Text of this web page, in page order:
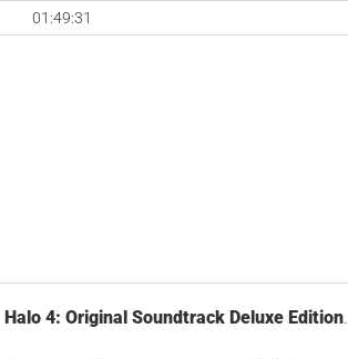
01:49:31
Halo 4: Original Soundtrack Deluxe Edition.